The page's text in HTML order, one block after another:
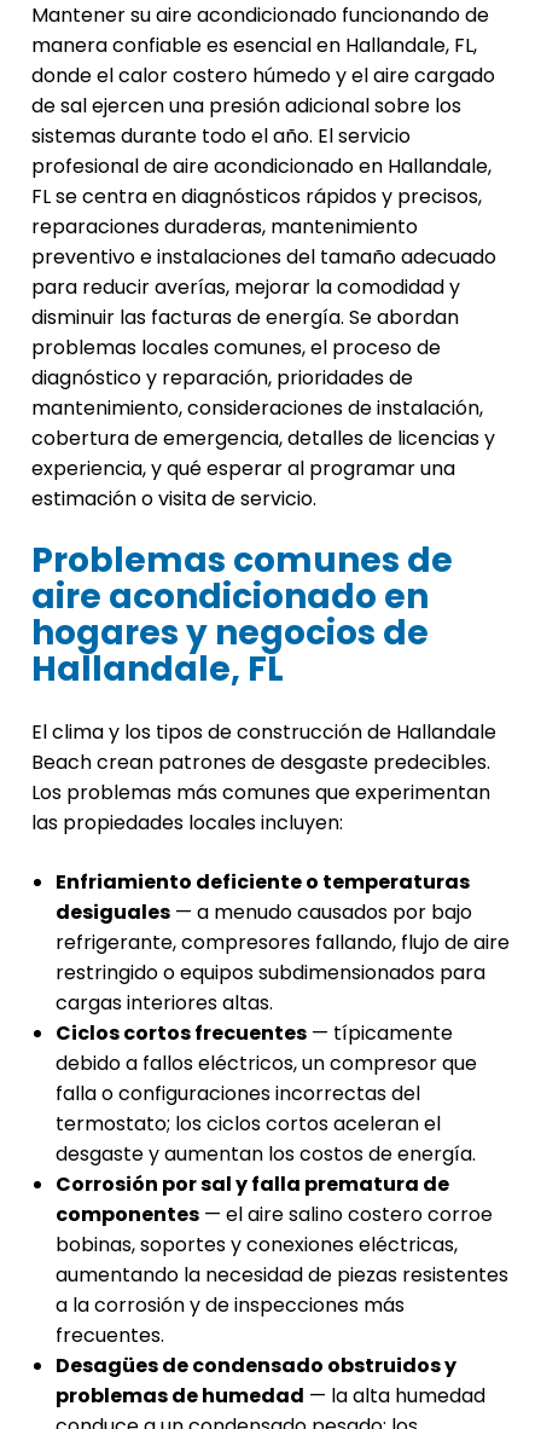
Mantener su aire acondicionado funcionando de
manera confiable es esencial en Hallandale, FL,
donde el calor costero húmedo y el aire cargado
de sal ejercen una presión adicional sobre los
sistemas durante todo el año. El servicio
profesional de aire acondicionado en Hallandale,
FL se centra en diagnósticos rápidos y precisos,
reparaciones duraderas, mantenimiento
preventivo e instalaciones del tamaño adecuado
para reducir averías, mejorar la comodidad y
disminuir las facturas de energía. Se abordan
problemas locales comunes, el proceso de
diagnóstico y reparación, prioridades de
mantenimiento, consideraciones de instalación,
cobertura de emergencia, detalles de licencias y
experiencia, y qué esperar al programar una
estimación o visita de servicio.
Problemas comunes de
aire acondicionado en
hogares y negocios de
Hallandale, FL
El clima y los tipos de construcción de Hallandale
Beach crean patrones de desgaste predecibles.
Los problemas más comunes que experimentan
las propiedades locales incluyen:
Enfriamiento deficiente o temperaturas
desiguales — a menudo causados por bajo
refrigerante, compresores fallando, flujo de aire
restringido o equipos subdimensionados para
cargas interiores altas.
Ciclos cortos frecuentes — típicamente
debido a fallos eléctricos, un compresor que
falla o configuraciones incorrectas del
termostato; los ciclos cortos aceleran el
desgaste y aumentan los costos de energía.
Corrosión por sal y falla prematura de
componentes — el aire salino costero corroe
bobinas, soportes y conexiones eléctricas,
aumentando la necesidad de piezas resistentes
a la corrosión y de inspecciones más
frecuentes.
Desagües de condensado obstruidos y
problemas de humedad — la alta humedad